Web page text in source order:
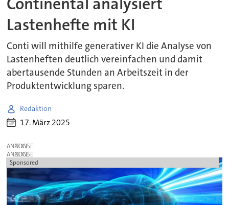
Lastenhefte mit KI
Conti will mithilfe generativer KI die Analyse von
Lastenheften deutlich vereinfachen und damit
abertausende Stunden an Arbeitszeit in der
Produktentwicklung sparen.
Redaktion
17. März 2025
ANZEIGE
ANZEIGE
Sponsored